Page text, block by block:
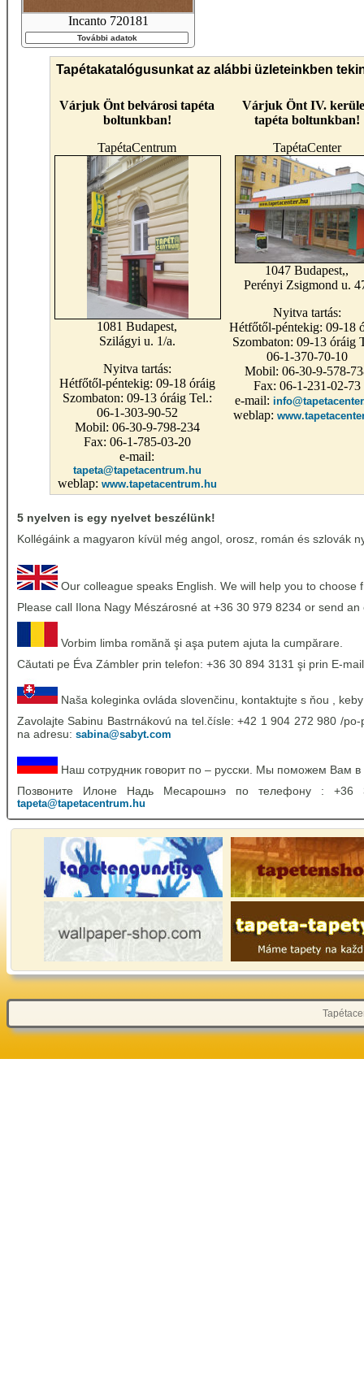
Incanto 720181
További adatok
Tapétakatalógusunkat az alábbi üzleteinkben
Várjuk Önt belvárosi tapéta
boltunkban!
TapétaCentrum
1081 Budapest,
Szilágyi u. 1/a.
Nyitva tartás:
Hétfőtől-péntekig: 09-18 óráig
Szombaton: 09-13 óráig Tel.:
06-1-303-90-52
Mobil: 06-30-9-798-234
Fax: 06-1-785-03-20
e-mail:
tapeta@tapetacentrum.hu
weblap: www.tapetacentrum.hu
Várjuk Önt IV.
tapéta boltunkban!
TapétaCenter
1047 Budapest,,
Perényi Zsigmond u.
Nyitva tartás:
Hétfőtől-péntekig: 09-18
Szombaton: 09-13 óráig
06-1-370-70-10
Mobil: 06-30-9-578-
Fax: 06-1-231-02-73
e-mail:
weblap:
5 nyelven is egy nyelvet beszélünk!
Kollégáink a magyaron kívül még angol, orosz, román és szlovák
Our colleague speaks English. We will help you to choose
Please call Ilona Nagy Mészárosné at +36 30 979 8234 or send
Vorbim limba romănă şi aşa putem ajuta la cumpărare.
Căutati pe Éva Zámbler prin telefon: +36 30 894 3131 şi prin E-
Naša koleginka ovláda slovenčinu, kontaktujte s ňou ,
Zavolajte Sabinu Bastrnákovú na tel.čísle: +42 1 904 272 980 /
na adresu: sabina@sabyt.com
Наш сотрудник говорит по – русски. Мы поможем Вам
Позвоните Илоне Надь Месарошнэ по телефону :
tapeta@tapetacentrum.hu